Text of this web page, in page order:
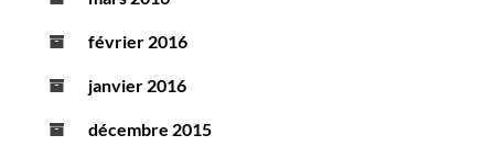
février 2016
janvier 2016
décembre 2015